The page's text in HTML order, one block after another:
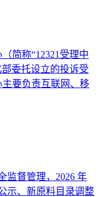
简称“12321受理中
委托设立的投诉受
主要负责互联网、移
监督管理，2026 年
示、新原料目录调整